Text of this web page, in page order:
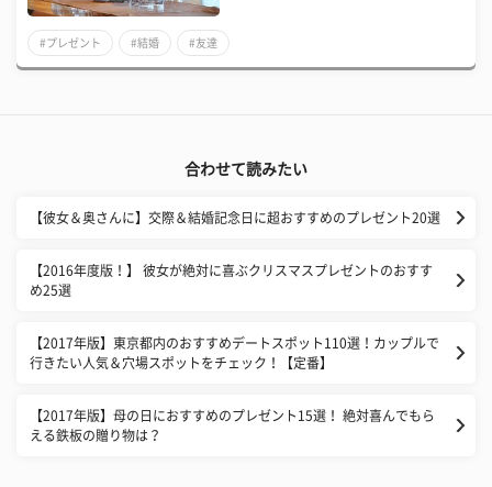
#プレゼント #結婚 #友達
合わせて読みたい
【彼女＆奥さんに】交際＆結婚記念日に超おすすめのプレゼント20選
【2016年度版！】 彼女が絶対に喜ぶクリスマスプレゼントのおすす
め25選
【2017年版】東京都内のおすすめデートスポット110選！カップルで
行きたい人気＆穴場スポットをチェック！【定番】
【2017年版】母の日におすすめのプレゼント15選！ 絶対喜んでもら
える鉄板の贈り物は？